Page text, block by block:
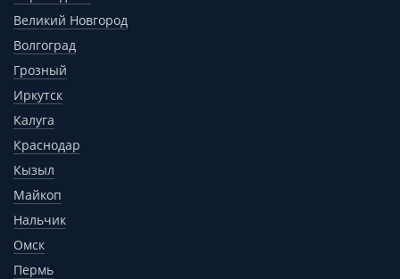
Великий Новгород
Волгоград
Грозный
Иркутск
Калуга
Краснодар
Кызыл
Майкоп
Нальчик
Омск
Пермь